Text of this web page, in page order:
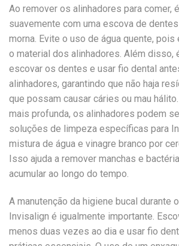
Ao remover os alinhadores para comer,
suavemente com uma escova de
morna. Evite o uso de água quente,
o material dos alinhadores. Além disso,
escovar os dentes e usar fio dental
alinhadores, garantindo que não haja
que possam causar cáries ou mau
mais profunda, os alinhadores podem
soluções de limpeza específicas para
mistura de água e vinagre branco por
Isso ajuda a remover manchas e
acumular ao longo do tempo.
A manutenção da higiene bucal durante
Invisalign é igualmente importante.
menos duas vezes ao dia e usar fio